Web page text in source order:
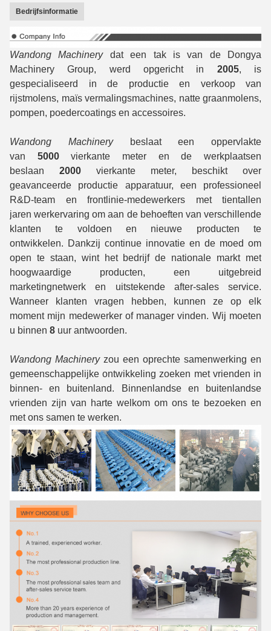
Bedrijfsinformatie
Wandong Machinerydat een tak is van de Dongya
Machinery Group, werd opgericht in 2005, is
gespecialiseerd in de productie en verkoop van
rijstmolens, maïs vermalingsmachines, natte graanmolens,
pompen, poedercoatings en accessoires.
Wandong Machinerybeslaat een oppervlakte
van 5000vierkante meter en de werkplaatsen
beslaan 2000 vierkante meter, beschikt over
geavanceerde productie apparatuur, een professioneel
R&D-team en frontlinie-medewerkers met tientallen
jaren werkervaring om aan de behoeften van verschillende
klanten te voldoen en nieuwe producten te
ontwikkelen. Dankzij continue innovatie en de moed om
open te staan, wint het bedrijf de nationale markt met
hoogwaardige producten, een uitgebreid
marketingnetwerk en uitstekende after-sales service.
Wanneer klanten vragen hebben, kunnen ze op elk
moment mijn medewerker of manager vinden. Wij moeten
u binnen 8 uur antwoorden.
Wandong Machineryzou een oprechte samenwerking en
gemeenschappelijke ontwikkeling zoeken met vrienden in
binnen- en buitenland. Binnenlandse en buitenlandse
vrienden zijn van harte welkom om ons te bezoeken en
met ons samen te werken.